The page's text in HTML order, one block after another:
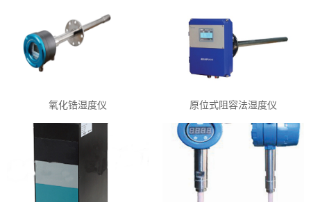
氧化锆湿度仪 原位式阻容法湿度仪